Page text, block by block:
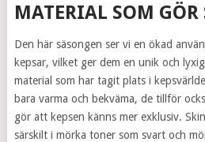
MATERIAL SOM
Den här säsongen ser vi en ökad
kepsar, vilket ger dem en unik och
material som har tagit plats i
bara varma och bekväma, de tillför
gör att kepsen känns mer exklusiv.
särskilt i mörka toner som svart och